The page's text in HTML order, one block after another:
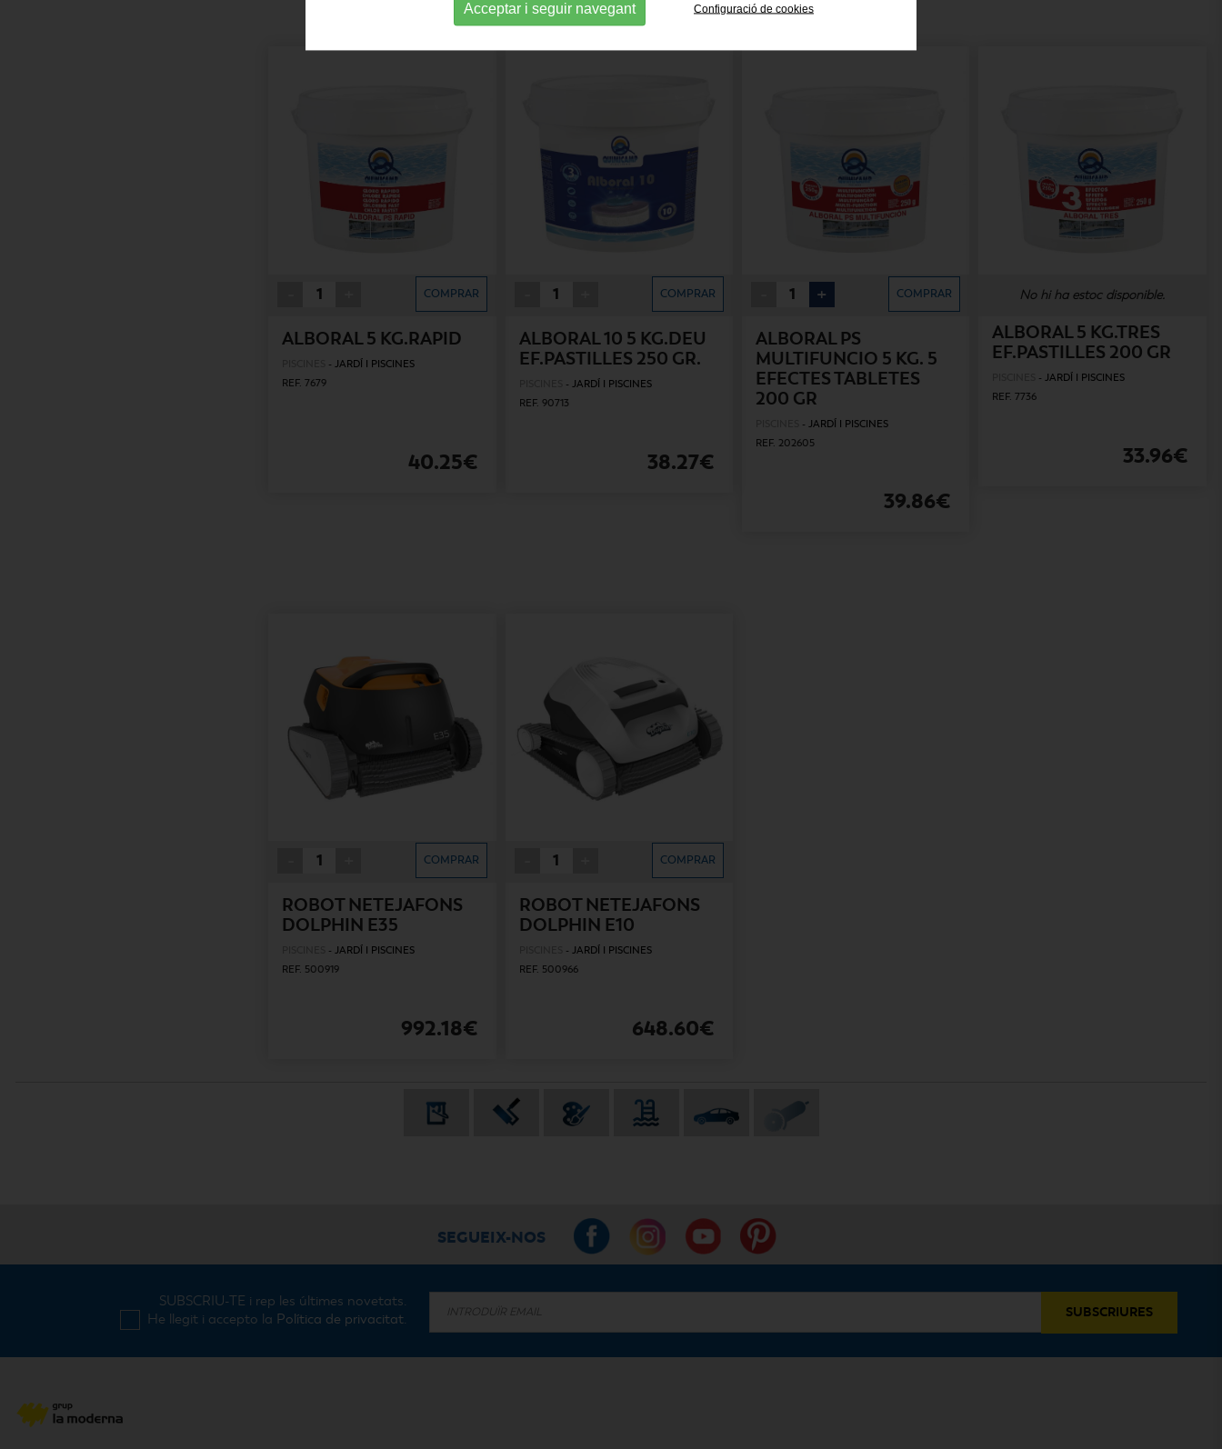
COMPRAR
ALBORAL 5 KG.RAPID
- JARDÍ I PISCINES
REF. 7679
40.25€
COMPRAR
ALBORAL 10 5 KG.DEU
EF.PASTILLES 250 GR.
- JARDÍ I PISCINES
REF. 90713
38.27€
+ COMPRAR
ALBORAL PS
MULTIFUNCIO 5 KG. 5
EFECTES TABLETES
200 GR
- JARDÍ I PISCINES
REF. 202605
39.86€
No hi ha estoc disponible.
ALBORAL 5 KG.TRES
EF.PASTILLES 200 GR
- JARDÍ I PISCINES
REF. 7736
33.96€
COMPRAR
ROBOT NETEJAFONS
DOLPHIN E35
-JARDÍ I PISCINES
REF. 500919
992.18€
COMPRAR
ROBOT NETEJAFONS
DOLPHIN E10
- JARDÍ I PISCINES
REF. 500966
648.60€
SEGUEIX-NOS
SUBSCRIU-TE i rep les últimes novetats.
He llegit i accepto la Política de privacitat.
Acceptar i seguir navegant Configuració de cookies